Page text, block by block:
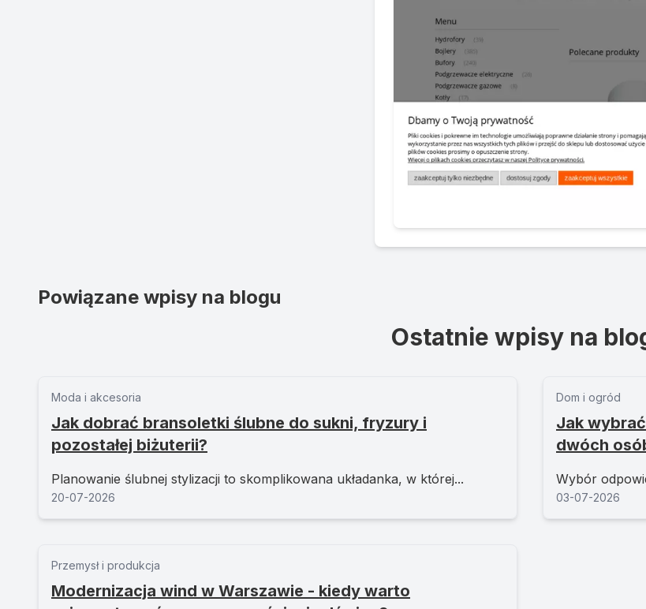
Powiązane wpisy na blogu
Ostatnie wpisy na
Moda i akcesoria
Jak dobrać bransoletki ślubne do sukni, fryzury i
pozostałej biżuterii?
Planowanie ślubnej stylizacji to skomplikowana układanka, w której...
20-07-2026
Dom i ogród
Jak
dwóch
Wybór
03-07-2026
Przemysł i produkcja
Modernizacja wind w Warszawie - kiedy warto